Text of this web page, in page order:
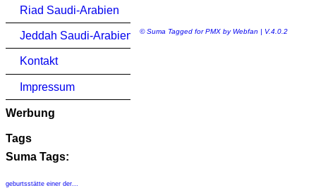
Riad Saudi-Arabien
Jeddah Saudi-Arabien
Kontakt
Impressum
Werbung
Tags
Suma Tags:
geburtsstätte einer der...
© Suma Tagged for PMX by Webfan | V.4.0.2